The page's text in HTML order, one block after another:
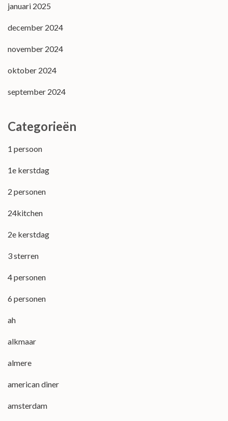
januari 2025
december 2024
november 2024
oktober 2024
september 2024
Categorieën
1 persoon
1e kerstdag
2 personen
24kitchen
2e kerstdag
3 sterren
4 personen
6 personen
ah
alkmaar
almere
american diner
amsterdam